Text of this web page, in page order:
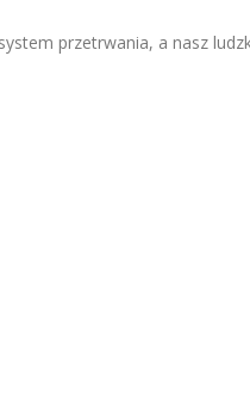
przetrwania, a nasz